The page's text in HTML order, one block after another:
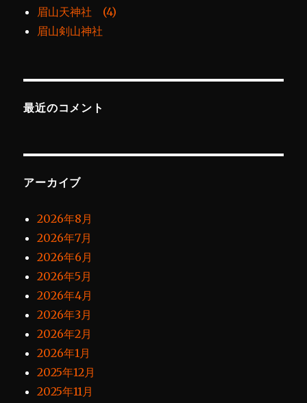
眉山天神社 (4)
眉山剣山神社
最近のコメント
アーカイブ
2026年8月
2026年7月
2026年6月
2026年5月
2026年4月
2026年3月
2026年2月
2026年1月
2025年12月
2025年11月